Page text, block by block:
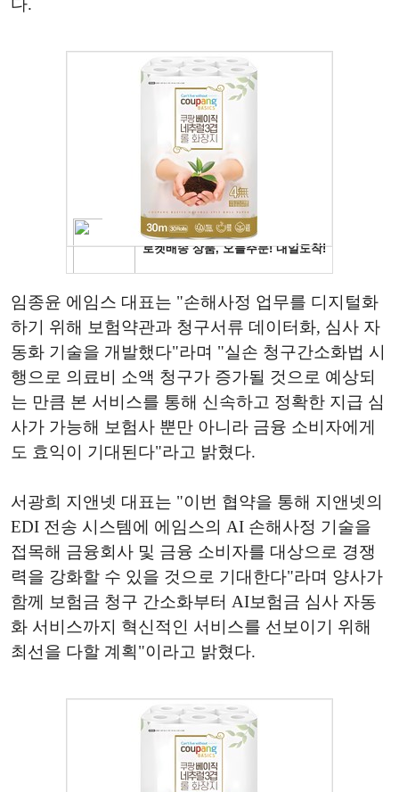
다.
임종윤 에임스 대표는 "손해사정 업무를 디지털화
하기 위해 보험약관과 청구서류 데이터화, 심사 자
동화 기술을 개발했다"라며 "실손 청구간소화법 시
행으로 의료비 소액 청구가 증가될 것으로 예상되
는 만큼 본 서비스를 통해 신속하고 정확한 지급 심
사가 가능해 보험사 뿐만 아니라 금융 소비자에게
도 효익이 기대된다"라고 밝혔다.
서광희 지앤넷 대표는 "이번 협약을 통해 지앤넷의
EDI 전송 시스템에 에임스의 AI 손해사정 기술을
접목해 금융회사 및 금융 소비자를 대상으로 경쟁
력을 강화할 수 있을 것으로 기대한다"라며 양사가
함께 보험금 청구 간소화부터 AI보험금 심사 자동
화 서비스까지 혁신적인 서비스를 선보이기 위해
최선을 다할 계획"이라고 밝혔다.